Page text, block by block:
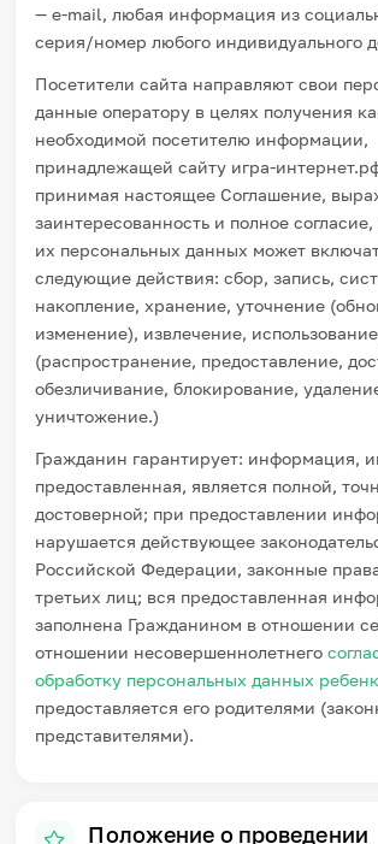
— e-mail, любая информация из
серия/номер любого индивидуального
Посетители сайта направляют свои
данные оператору в целях получения
необходимой посетителю информации,
принадлежащей сайту игра-
принимая настоящее Соглашение,
заинтересованность и полное согласие,
их персональных данных может
следующие действия: сбор, запись,
накопление, хранение, уточнение
изменение), извлечение,
(распространение, предоставление,
обезличивание, блокирование,
уничтожение.)
Гражданин гарантирует: информация,
предоставленная, является полной,
достоверной; при предоставлении
нарушается действующее
Российской Федерации, законные
третьих лиц; вся предоставленная
заполнена Гражданином в отношении
отношении несовершеннолетнего
обработку персональных данных
предоставляется его родителями
представителями).
Положение о проведении